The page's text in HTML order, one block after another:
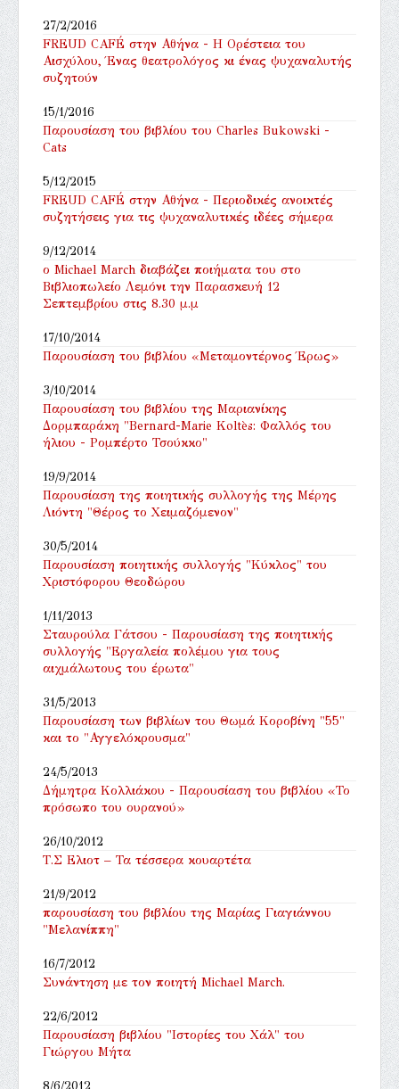
27/2/2016
FREUD CAFÉ στην Αθήνα - ‎Η Ορέστεια του
Αισχύλου, Ένας θεατρολόγος κι ένας ψυχαναλυτής
συζητούν
15/1/2016
Παρουσίαση του βιβλίου του Charles Bukowski -
Cats
5/12/2015
FREUD CAFÉ στην Αθήνα - Περιοδικές ανοικτές
συζητήσεις για τις ψυχαναλυτικές ιδέες σήμερα
9/12/2014
ο Michael March διαβάζει ποιήματα του στο
Βιβλιοπωλείο Λεμόνι την Παρασκευή 12
Σεπτεμβρίου στις 8.30 μ.μ
17/10/2014
Παρουσίαση του βιβλίου «Μεταμοντέρνος Έρως»
3/10/2014
Παρουσίαση του βιβλίου της Μαριανίκης
Δορμπαράκη "Bernard-Marie Koltès: Φαλλός του
ήλιου - Ρομπέρτο Τσούκκο"
19/9/2014
Παρουσίαση της ποιητικής συλλογής της Μέρης
Λιόντη "Θέρος το Χειμαζόμενον"
30/5/2014
Παρουσίαση ποιητικής συλλογής "Κύκλος" του
Χριστόφορου Θεοδώρου
1/11/2013
Σταυρούλα Γάτσου - Παρουσίαση της ποιητικής
συλλογής "Εργαλεία πολέμου για τους
αιχμάλωτους του έρωτα"
31/5/2013
Παρουσίαση των βιβλίων του Θωμά Κοροβίνη "55"
και το "Αγγελόκρουσμα"
24/5/2013
Δήμητρα Κολλιάκου - Παρουσίαση του βιβλίου «Το
πρόσωπο του ουρανού»
26/10/2012
Τ.Σ Ελιοτ – Τα τέσσερα κουαρτέτα
21/9/2012
παρουσίαση του βιβλίου της Μαρίας Γιαγιάννου
"Μελανίππη"
16/7/2012
Συνάντηση με τον ποιητή Michael March.
22/6/2012
Παρουσίαση βιβλίου "Ιστορίες του Χάλ" του
Γιώργου Μήτα
8/6/2012